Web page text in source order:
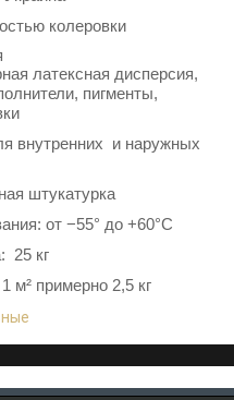
колеровки
латексная дисперсия,
пигменты,
внутренних и наружных
штукатурка
от −55° до +60°С
25 кг
м² примерно 2,5 кг